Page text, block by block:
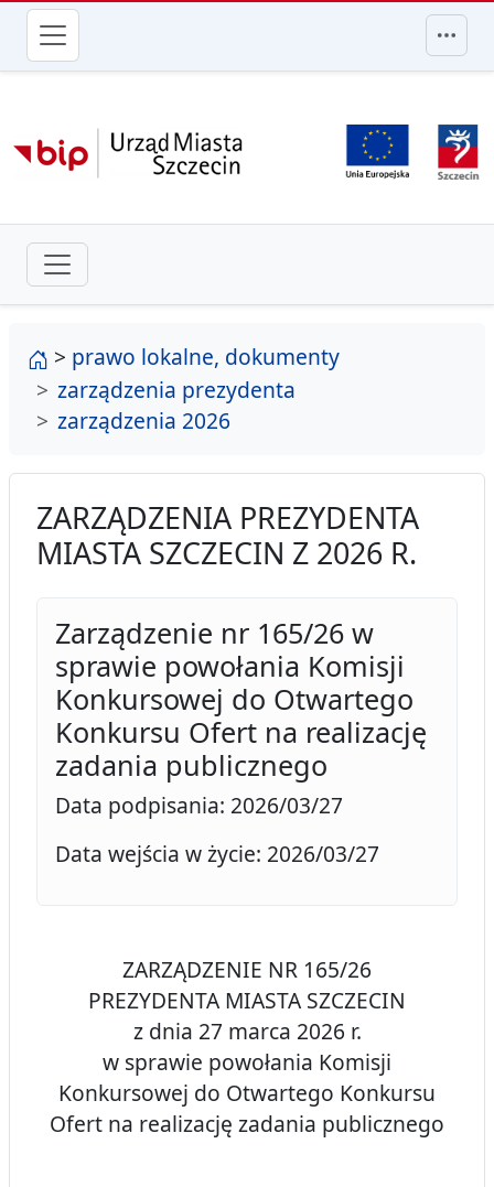
przejdź do głównego menu
strona główna
> prawo lokalne, dokumenty
zarządzenia prezydenta
zarządzenia 2026
ZARZĄDZENIA PREZYDENTA
MIASTA SZCZECIN Z 2026 R.
Zarządzenie nr 165/26 w
sprawie powołania Komisji
Konkursowej do Otwartego
Konkursu Ofert na realizację
zadania publicznego
Data podpisania: 2026/03/27
Data wejścia w życie: 2026/03/27
ZARZĄDZENIE NR 165/26
PREZYDENTA MIASTA SZCZECIN
z dnia 27 marca 2026 r.
w sprawie powołania Komisji
Konkursowej do Otwartego Konkursu
Ofert na realizację zadania publicznego